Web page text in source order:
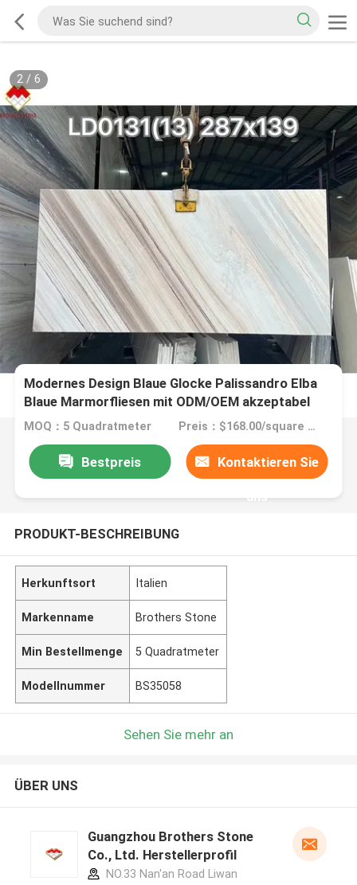
2/ 6
Modernes Design Blaue Glocke Palissandro Elba
Blaue Marmorfliesen mit ODM/OEM akzeptabel
MOQ：5 Quadratmeter Preis：$168.00/square meters 5-49 square meters
Bestpreis Kontaktieren Sie
uns
PRODUKT-BESCHREIBUNG
Herkunftsort Italien
Markenname Brothers Stone
Min Bestellmenge 5 Quadratmeter
Modellnummer BS35058
Sehen Sie mehr an
ÜBER UNS
Guangzhou Brothers Stone
Co., Ltd. Herstellerprofil
NO.33 Nan'an Road Liwan